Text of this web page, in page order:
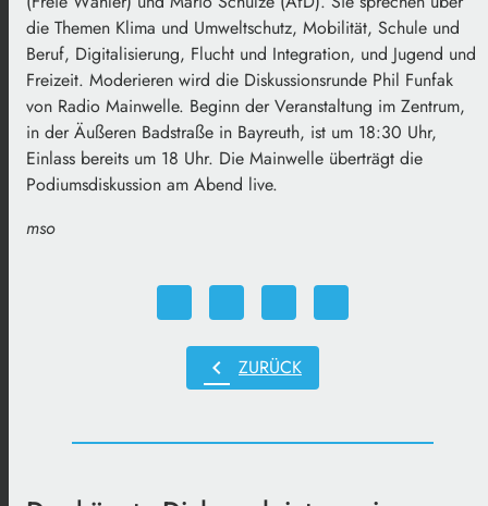
die Themen Klima und Umweltschutz, Mobilität, Schule und
Beruf, Digitalisierung, Flucht und Integration, und Jugend und
Freizeit. Moderieren wird die Diskussionsrunde Phil Funfak
von Radio Mainwelle. Beginn der Veranstaltung im Zentrum,
in der Äußeren Badstraße in Bayreuth, ist um 18:30 Uhr,
Einlass bereits um 18 Uhr. Die Mainwelle überträgt die
Podiumsdiskussion am Abend live.
mso
chevron_left ZURÜCK